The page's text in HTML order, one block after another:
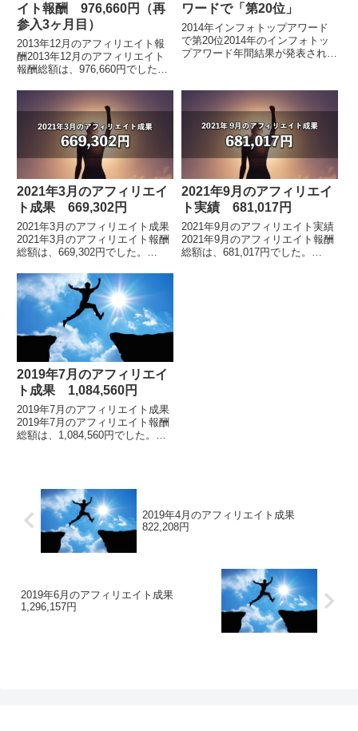
イト報酬 976,660円（再
参入3ヶ月目）
2013年12月のアフィリエイト報
酬2013年12月のアフィリエイト
報酬総額は、976,660円でした。
で足踏み状態2013年10月に新サ
イトで再参入して3ヶ月目です
が、...
ワードで「第20位」
2014年インフォトップアワード
で第20位2014年のインフォトッ
プアワード年間結果が発表されま
ター部門2014年は20位にランク
2021年3月のアフィリエイ
ト成果 669,302円
2021年3月のアフィリエイト成果
2021年3月のアフィリエイト報酬
総額は、669,302円でした。
ォトップ管理画面のフォーマット
が変わりました。アフィリエイト
報酬総...
2021年9月のアフィリエイ
ト実績 681,017円
2021年9月のアフィリエイト実績
2021年9月のアフィリエイト報酬
総額は、681,017円でした。
2019年7月のアフィリエイ
ト成果 1,084,560円
2019年7月のアフィリエイト成果
2019年7月のアフィリエイト報酬
総額は、1,084,560円でした。
2019年4月のアフィリエイト成果
822,208円
2019年6月のアフィリエイト成果
1,296,157円